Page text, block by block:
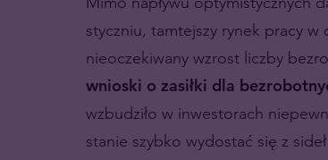
styczniu, tamtejszy rynek pracy
nieoczekiwany wzrost liczby
wnioski o zasiłki dla
wzbudziło w inwestorach
stanie szybko wydostać się z